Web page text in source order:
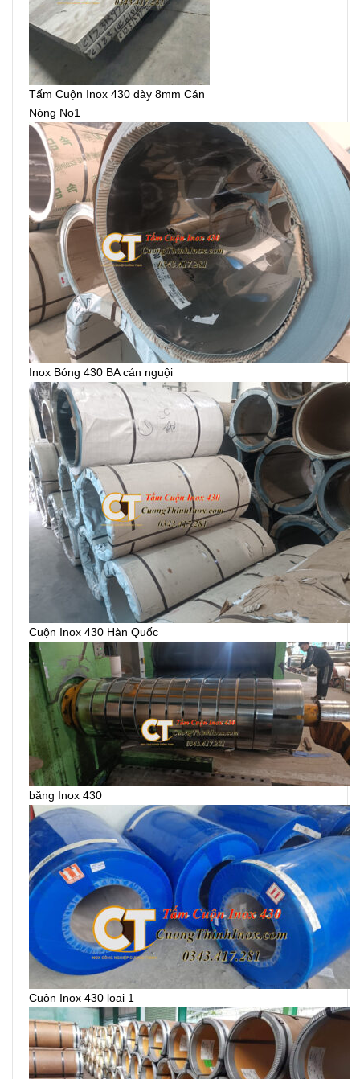
Tấm Cuộn Inox 430 dày 8mm Cán
Nóng No1
Inox Bóng 430 BA cán nguội
Cuộn Inox 430 Hàn Quốc
băng Inox 430
Cuộn Inox 430 loại 1